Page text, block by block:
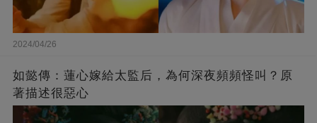
2024/04/26
如懿傳：蓮心嫁給太監后，為何深夜頻頻怪叫？原
著描述很惡心